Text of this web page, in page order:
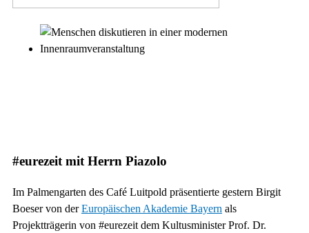
#eurezeit mit Herrn Piazolo
Im Palmengarten des Café Luitpold präsentierte gestern Birgit
Boeser von derEuropäischen Akademie Bayern als
Projektträgerin von #eurezeit dem Kultusminister Prof. Dr.